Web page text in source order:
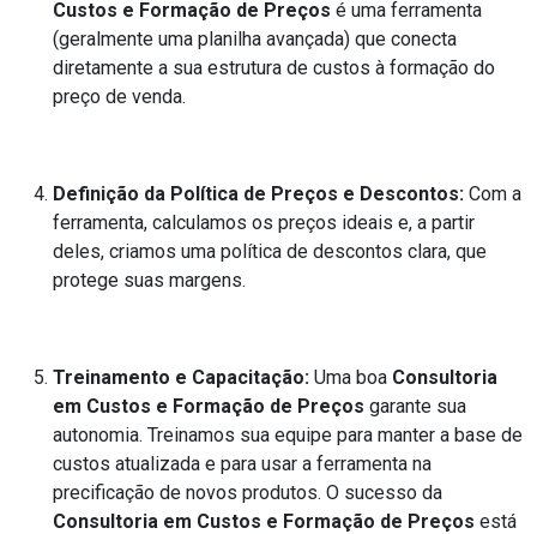
Custos e Formação de Preços é uma ferramenta
(geralmente uma planilha avançada) que conecta
diretamente a sua estrutura de custos à formação do
preço de venda.
Definição da Política de Preços e Descontos: Com a
ferramenta, calculamos os preços ideais e, a partir
deles, criamos uma política de descontos clara, que
protege suas margens.
Treinamento e Capacitação: Uma boa Consultoria
em Custos e Formação de Preços garante sua
autonomia. Treinamos sua equipe para manter a base de
custos atualizada e para usar a ferramenta na
precificação de novos produtos. O sucesso da
Consultoria em Custos e Formação de Preços está